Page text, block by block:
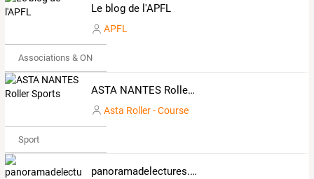
Le blog de l'APFL
APFL
Associations & ONG
ASTA NANTES Roller Sports
Asta Roller - Course
Sport
panoramadelectures.over-blog.com